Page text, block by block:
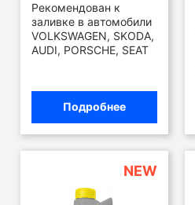
Рекомендован к
заливке в автомобили
VOLKSWAGEN, SKODA,
AUDI, PORSCHE, SEAT
Подробнее
NEW